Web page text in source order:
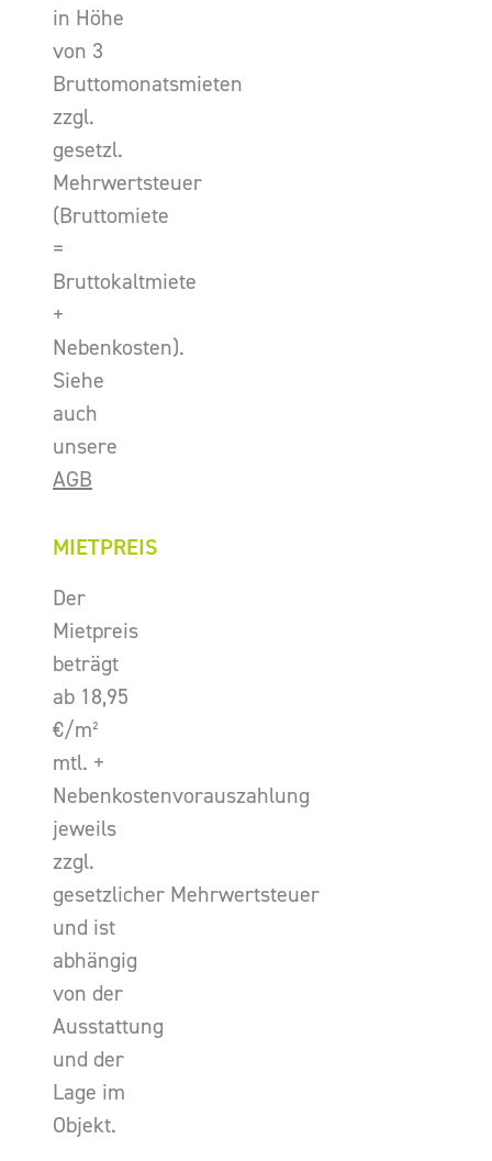
in Höhe
von 3
Bruttomonatsmieten
zzgl.
gesetzl.
Mehrwertsteuer
(Bruttomiete
=
Bruttokaltmiete
+
Nebenkosten).
Siehe
auch
unsere
AGB
MIETPREIS
Der
Mietpreis
beträgt
ab 18,95
€/m²
mtl. +
Nebenkostenvorauszahlung
jeweils
zzgl.
gesetzlicher Mehrwertsteuer
und ist
abhängig
von der
Ausstattung
und der
Lage im
Objekt.